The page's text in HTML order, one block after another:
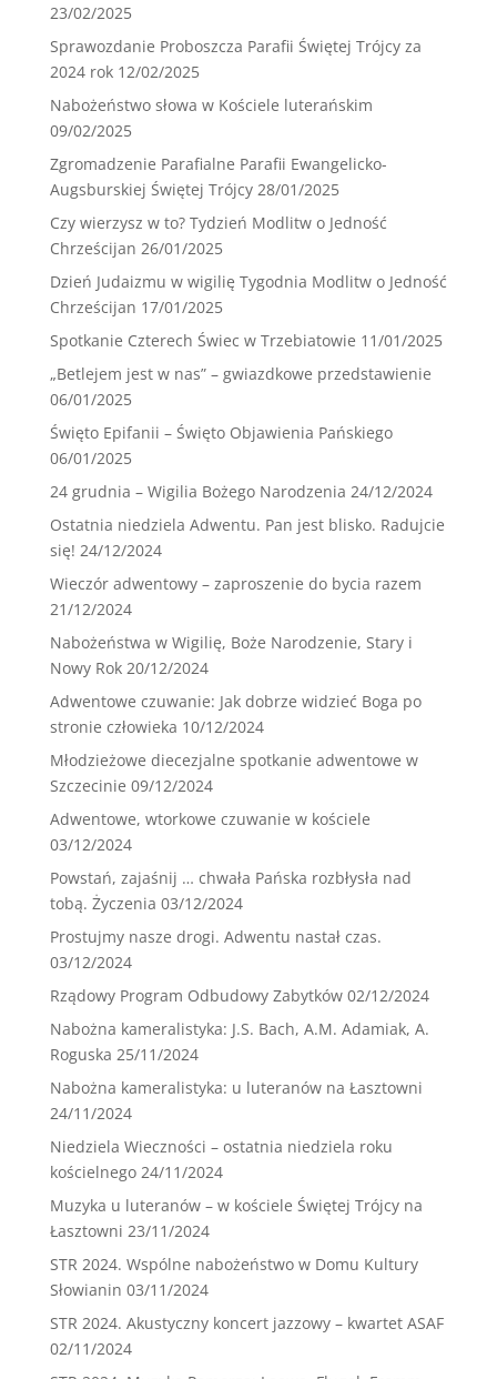
23/02/2025
Sprawozdanie Proboszcza Parafii Świętej Trójcy za
2024 rok 12/02/2025
Nabożeństwo słowa w Kościele luterańskim
09/02/2025
Zgromadzenie Parafialne Parafii Ewangelicko-
Augsburskiej Świętej Trójcy 28/01/2025
Czy wierzysz w to? Tydzień Modlitw o Jedność
Chrześcijan 26/01/2025
Dzień Judaizmu w wigilię Tygodnia Modlitw o Jedność
Chrześcijan 17/01/2025
Spotkanie Czterech Świec w Trzebiatowie 11/01/2025
„Betlejem jest w nas” – gwiazdkowe przedstawienie
06/01/2025
Święto Epifanii – Święto Objawienia Pańskiego
06/01/2025
24 grudnia – Wigilia Bożego Narodzenia 24/12/2024
Ostatnia niedziela Adwentu. Pan jest blisko. Radujcie
się! 24/12/2024
Wieczór adwentowy – zaproszenie do bycia razem
21/12/2024
Nabożeństwa w Wigilię, Boże Narodzenie, Stary i
Nowy Rok 20/12/2024
Adwentowe czuwanie: Jak dobrze widzieć Boga po
stronie człowieka 10/12/2024
Młodzieżowe diecezjalne spotkanie adwentowe w
Szczecinie 09/12/2024
Adwentowe, wtorkowe czuwanie w kościele
03/12/2024
Powstań, zajaśnij … chwała Pańska rozbłysła nad
tobą. Życzenia 03/12/2024
Prostujmy nasze drogi. Adwentu nastał czas.
03/12/2024
Rządowy Program Odbudowy Zabytków 02/12/2024
Nabożna kameralistyka: J.S. Bach, A.M. Adamiak, A.
Roguska 25/11/2024
Nabożna kameralistyka: u luteranów na Łasztowni
24/11/2024
Niedziela Wieczności – ostatnia niedziela roku
kościelnego 24/11/2024
Muzyka u luteranów – w kościele Świętej Trójcy na
Łasztowni 23/11/2024
STR 2024. Wspólne nabożeństwo w Domu Kultury
Słowianin 03/11/2024
STR 2024. Akustyczny koncert jazzowy – kwartet ASAF
02/11/2024